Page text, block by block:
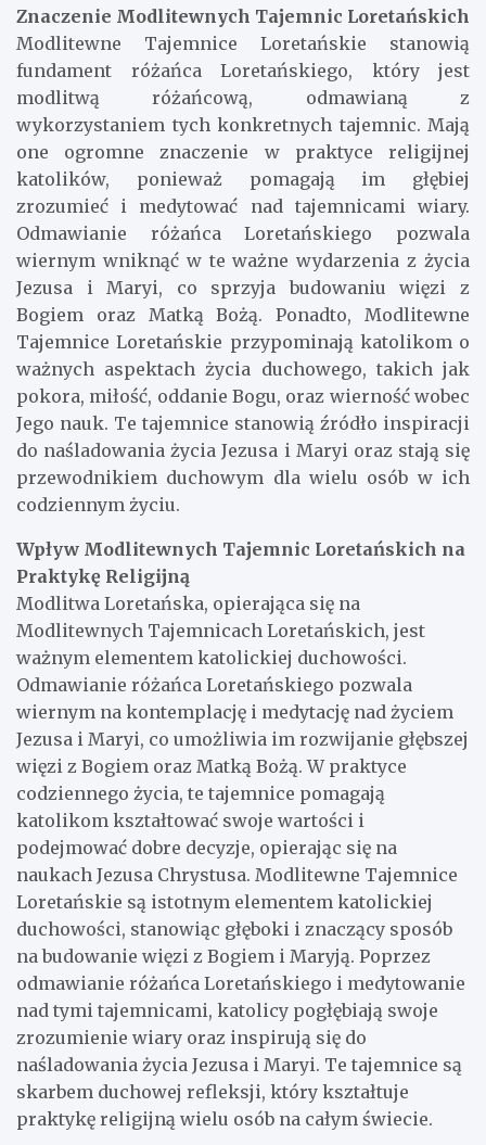
Znaczenie Modlitewnych Tajemnic Loretańskich
Modlitewne Tajemnice Loretańskie stanowią
fundament różańca Loretańskiego, który jest
modlitwą różańcową, odmawianą z
wykorzystaniem tych konkretnych tajemnic. Mają
one ogromne znaczenie w praktyce religijnej
katolików, ponieważ pomagają im głębiej
zrozumieć i medytować nad tajemnicami wiary.
Odmawianie różańca Loretańskiego pozwala
wiernym wniknąć w te ważne wydarzenia z życia
Jezusa i Maryi, co sprzyja budowaniu więzi z
Bogiem oraz Matką Bożą. Ponadto, Modlitewne
Tajemnice Loretańskie przypominają katolikom o
ważnych aspektach życia duchowego, takich jak
pokora, miłość, oddanie Bogu, oraz wierność wobec
Jego nauk. Te tajemnice stanowią źródło inspiracji
do naśladowania życia Jezusa i Maryi oraz stają się
przewodnikiem duchowym dla wielu osób w ich
codziennym życiu.
Wpływ Modlitewnych Tajemnic Loretańskich na
Praktykę Religijną
Modlitwa Loretańska, opierająca się na
Modlitewnych Tajemnicach Loretańskich, jest
ważnym elementem katolickiej duchowości.
Odmawianie różańca Loretańskiego pozwala
wiernym na kontemplację i medytację nad życiem
Jezusa i Maryi, co umożliwia im rozwijanie głębszej
więzi z Bogiem oraz Matką Bożą. W praktyce
codziennego życia, te tajemnice pomagają
katolikom kształtować swoje wartości i
podejmować dobre decyzje, opierając się na
naukach Jezusa Chrystusa. Modlitewne Tajemnice
Loretańskie są istotnym elementem katolickiej
duchowości, stanowiąc głęboki i znaczący sposób
na budowanie więzi z Bogiem i Maryją. Poprzez
odmawianie różańca Loretańskiego i medytowanie
nad tymi tajemnicami, katolicy pogłębiają swoje
zrozumienie wiary oraz inspirują się do
naśladowania życia Jezusa i Maryi. Te tajemnice są
skarbem duchowej refleksji, który kształtuje
praktykę religijną wielu osób na całym świecie.